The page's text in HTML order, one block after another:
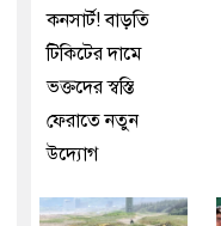
কনসার্ট! বাড়তি
টিকিটের দামে
ভক্তদের স্বস্তি
ফেরাতে নতুন
উদ্যোগ